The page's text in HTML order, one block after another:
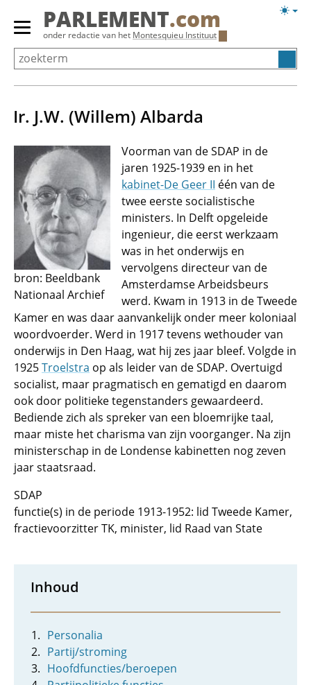
Overslaan
Primair
menu
tonen/verbergen
PARLEMENT.com
onder redactie van het Montesquieu Instituut
Ir. J.W. (Willem) Albarda
bron: Beeldbank
Nationaal Archief
Voorman van de SDAP in de
jaren 1925-1939 en in het
kabinet-De Geer II één van de
twee eerste socialistische
ministers. In Delft opgeleide
ingenieur, die eerst werkzaam
was in het onderwijs en
vervolgens directeur van de
Amsterdamse Arbeidsbeurs
werd. Kwam in 1913 in de Tweede
Kamer en was daar aanvankelijk onder meer koloniaal
woordvoerder. Werd in 1917 tevens wethouder van
onderwijs in Den Haag, wat hij zes jaar bleef. Volgde in
1925Troelstra op als leider van de SDAP. Overtuigd
socialist, maar pragmatisch en gematigd en daarom
ook door politieke tegenstanders gewaardeerd.
Bediende zich als spreker van een bloemrijke taal,
maar miste het charisma van zijn voorganger. Na zijn
ministerschap in de Londense kabinetten nog zeven
jaar staatsraad.
SDAP
functie(s) in de periode 1913-1952: lid Tweede Kamer,
fractievoorzitter TK, minister, lid Raad van State
Inhoud
Personalia
Partij/stroming
Hoofdfuncties/beroepen